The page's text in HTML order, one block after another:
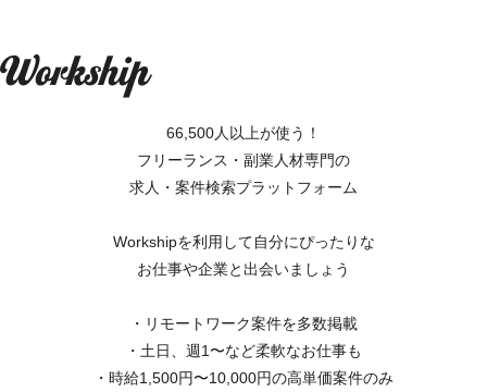
66,500人以上が使う！
フリーランス・副業人材専門の
求人・案件検索プラットフォーム
Workshipを利用して自分にぴったりな
お仕事や企業と出会いましょう
・リモートワーク案件を多数掲載
・土日、週1〜など柔軟なお仕事も
・時給1,500円〜10,000円の高単価案件のみ